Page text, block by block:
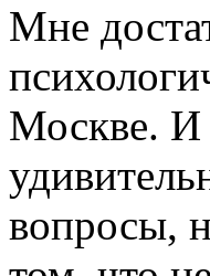
Мне
Москве. И
вопросы,